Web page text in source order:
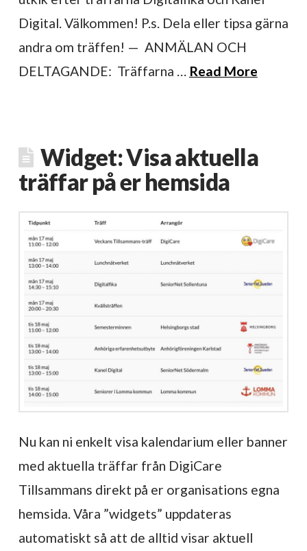
Digital. Välkommen! P.s. Dela eller tipsa gärna
andra om träffen! — ANMÄLAN OCH
DELTAGANDE: Träffarna … Read More
Widget: Visa aktuella
träffar på er hemsida
Nu kan ni enkelt visa kalendarium eller banner
med aktuella träffar från DigiCare
Tillsammans direkt på er organisations egna
hemsida. Våra ”widgets” uppdateras
automatiskt så att de alltid visar aktuell